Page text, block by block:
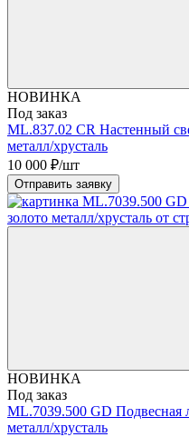
НОВИНКА
Под заказ
ML.837.02 CR Настенный
металл/хрусталь
10 000 ₽/шт
Отправить заявку
НОВИНКА
Под заказ
ML.7039.500 GD Подвесная
металл/хрусталь